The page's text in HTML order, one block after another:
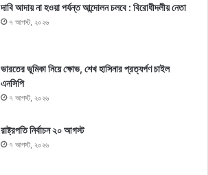
দাবি আদায় না হওয়া পর্যন্ত আন্দোলন চলবে : বিরোধীদলীয় নেতা
৭ আগস্ট, ২০২৬
ভারতের ভূমিকা নিয়ে ক্ষোভ, শেখ হাসিনার প্রত্যর্পণ চাইল
এনসিপি
৭ আগস্ট, ২০২৬
রাষ্ট্রপতি নির্বাচন ২০ আগস্ট
৭ আগস্ট, ২০২৬